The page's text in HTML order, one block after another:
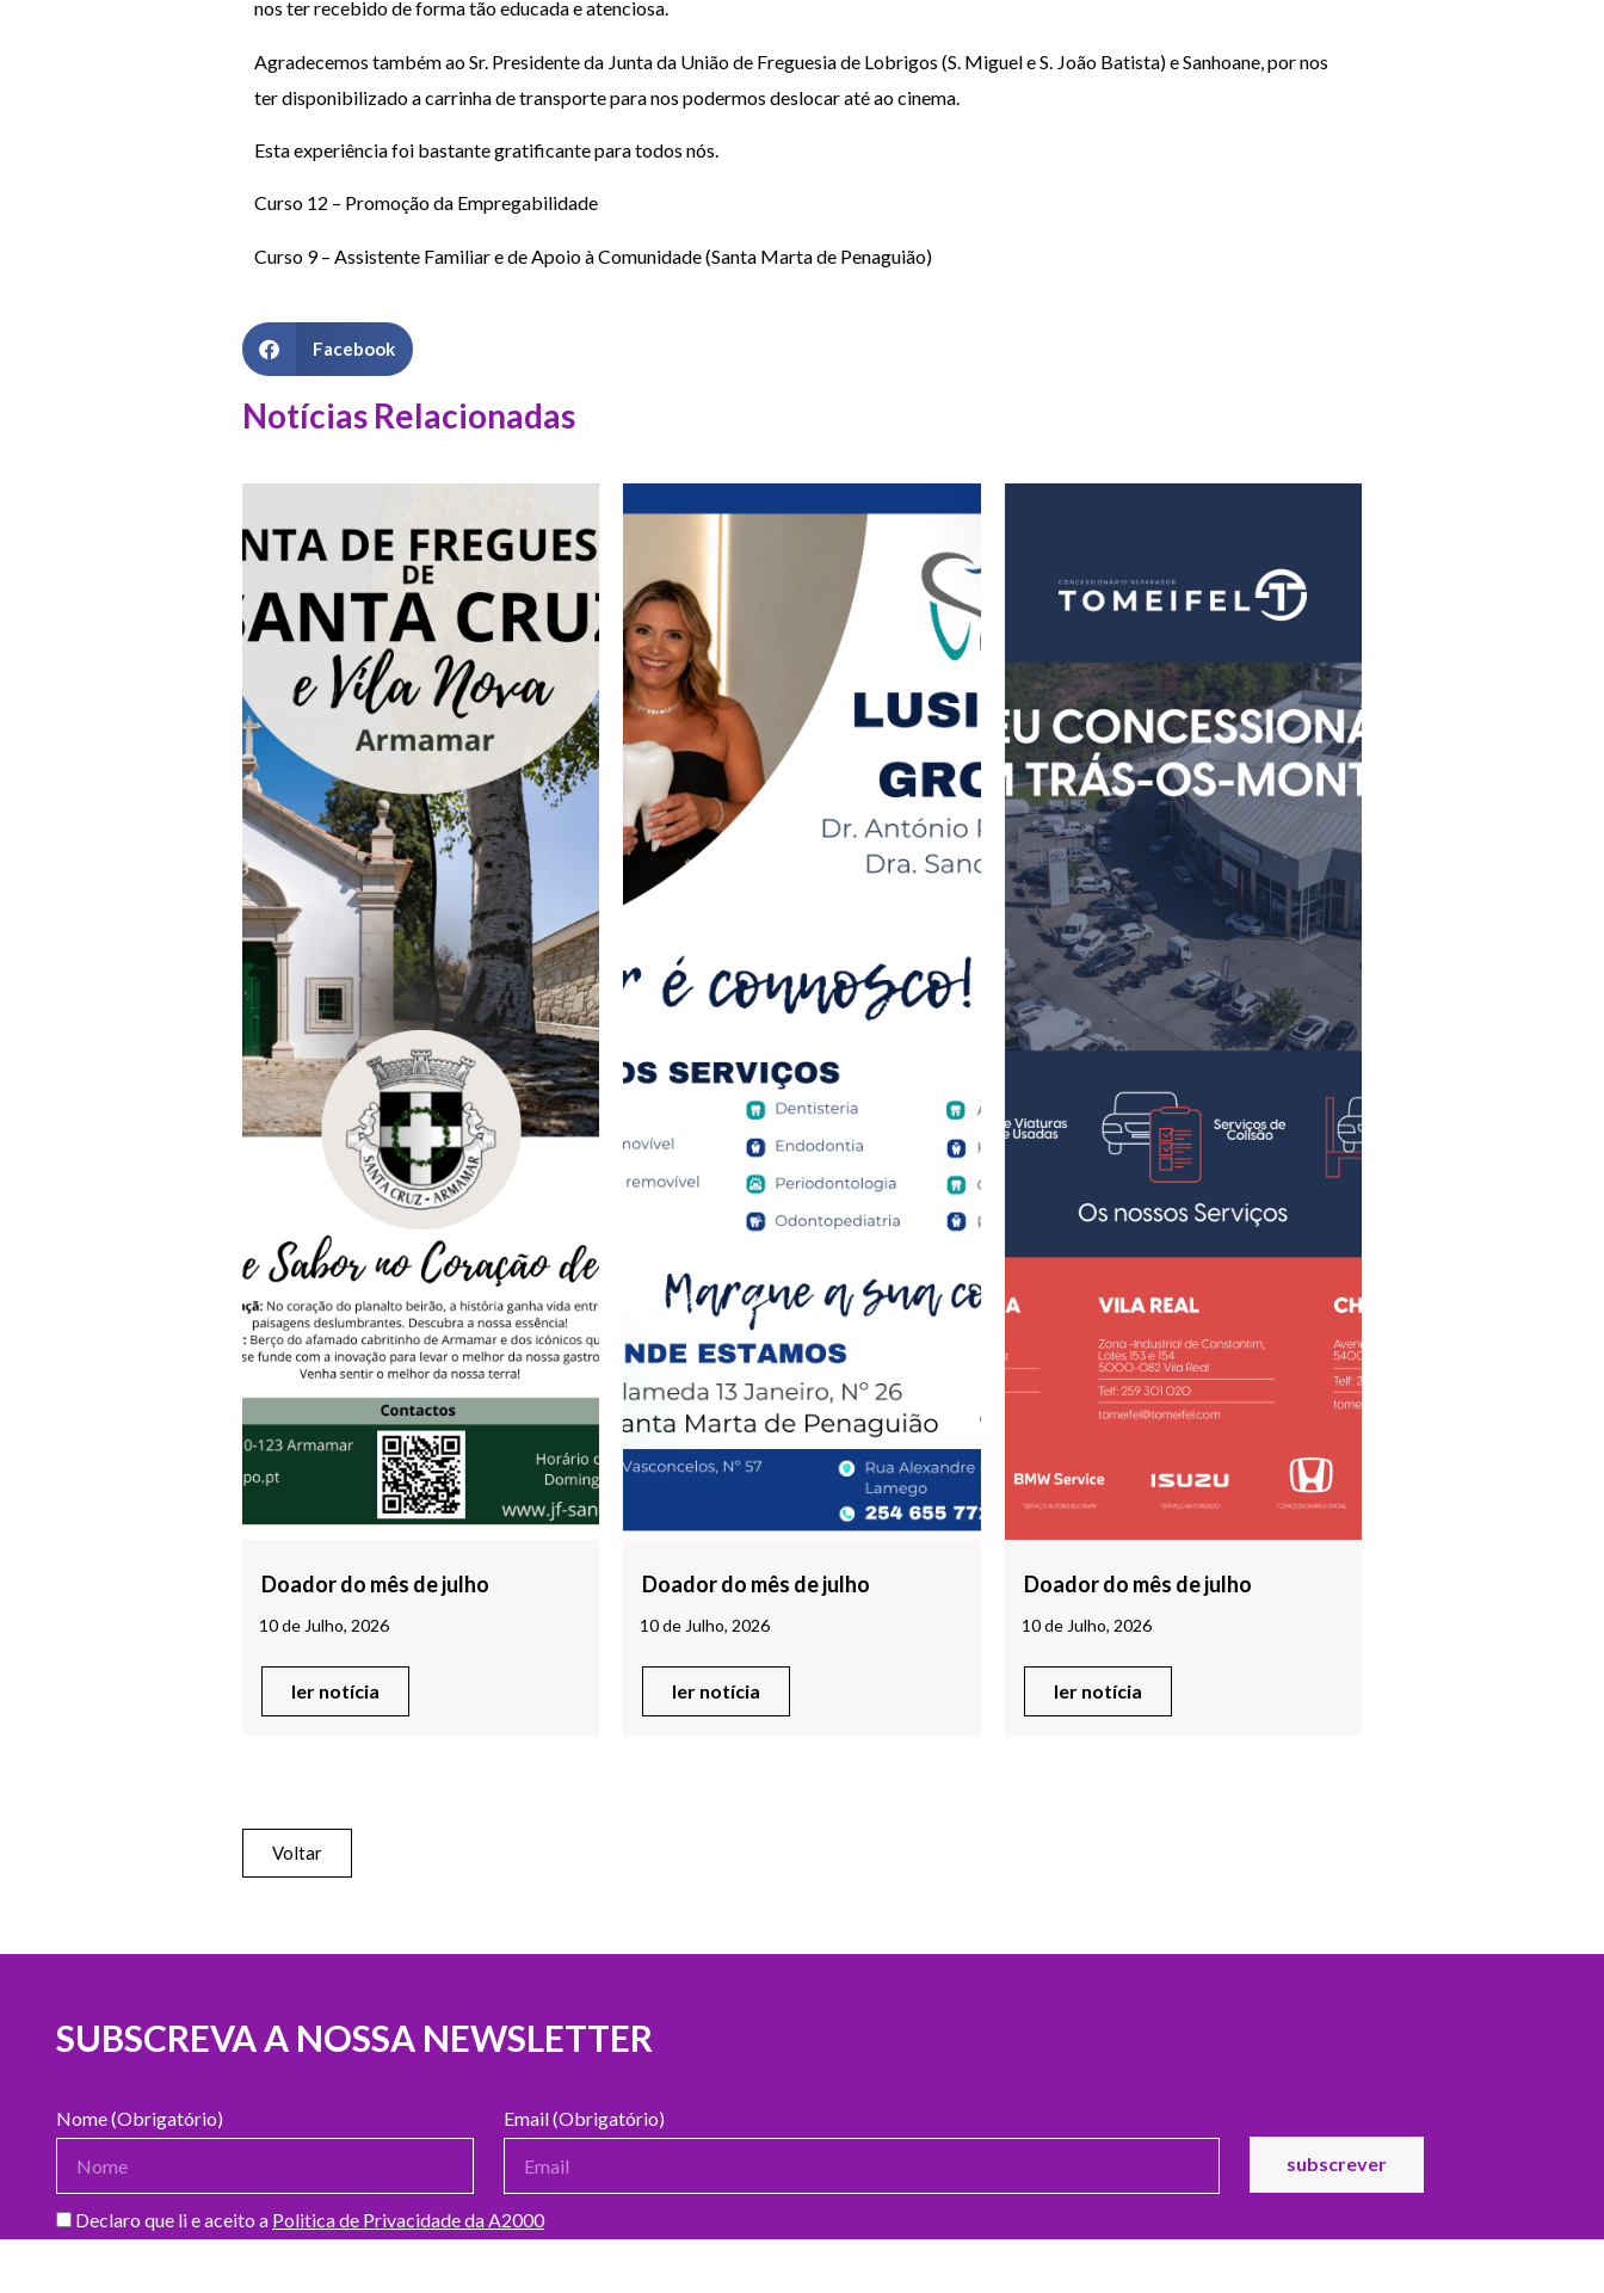
nos ter recebido de forma tão educada e atenciosa.
Agradecemos também ao Sr. Presidente da Junta da União de Freguesia de Lobrigos (S. Miguel e S. João Batista) e Sanhoane, por nos
ter disponibilizado a carrinha de transporte para nos podermos deslocar até ao cinema.
Esta experiência foi bastante gratificante para todos nós.
Curso 12 – Promoção da Empregabilidade
Curso 9 – Assistente Familiar e de Apoio à Comunidade (Santa Marta de Penaguião)
Facebook
Notícias Relacionadas
Doador do mês de julho
10 de Julho, 2026
ler notícia
Doador do mês de julho
10 de Julho, 2026
ler notícia
Doador do mês de julho
10 de Julho, 2026
ler notícia
Voltar
SUBSCREVA A NOSSA NEWSLETTER
Nome (Obrigatório) Email (Obrigatório)
Declaro que li e aceito a Politica de Privacidade da A2000